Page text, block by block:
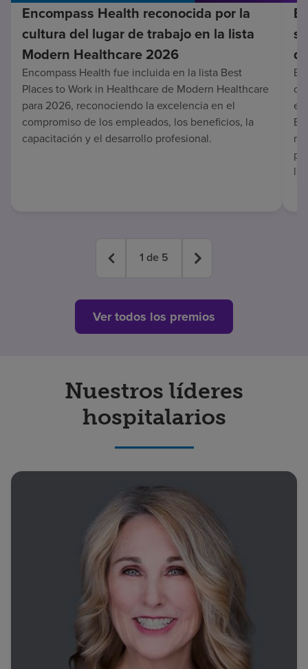
Encompass Health reconocida por la
cultura del lugar de trabajo en la lista
Modern Healthcare 2026
Encompass Health fue incluida en la lista Best
Places to Work in Healthcare de Modern Healthcare
para 2026, reconociendo la excelencia en el
compromiso de los empleados, los beneficios, la
capacitación y el desarrollo profesional.
1 de 5
Ver todos los premios
Nuestros líderes
hospitalarios